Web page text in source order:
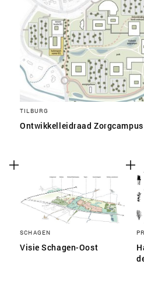
TILBURG
Ontwikkelleidraad Zorgcampus
SCHAGEN
Visie Schagen-Oost